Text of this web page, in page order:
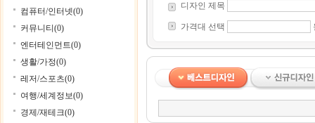
컴퓨터/인터넷(0)
커뮤니티(0)
엔터테인먼트(0)
생활/가정(0)
레저/스포츠(0)
여행/세계정보(0)
경제/재테크(0)
디자인 제목
가격대 선택